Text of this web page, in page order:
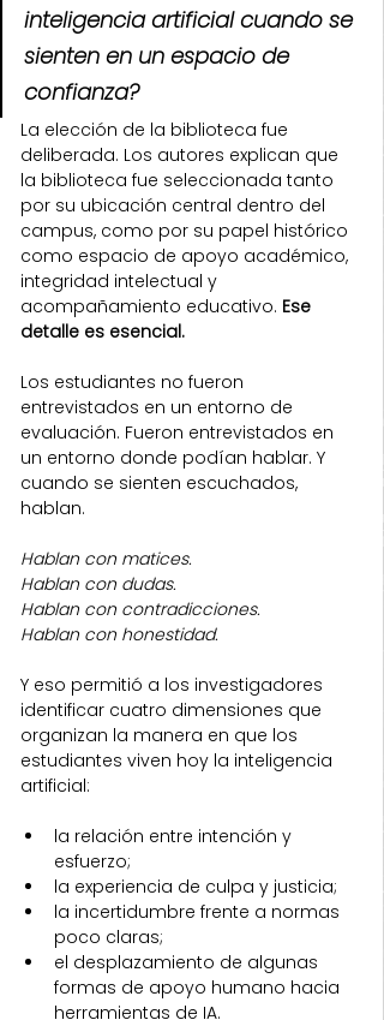
inteligencia artificial cuando se
sienten en un espacio de
confianza?
La elección de la biblioteca fue
deliberada. Los autores explican que
la biblioteca fue seleccionada tanto
por su ubicación central dentro del
campus, como por su papel histórico
como espacio de apoyo académico,
integridad intelectual y
acompañamiento educativo. Ese
detalle es esencial.
Los estudiantes no fueron
entrevistados en un entorno de
evaluación. Fueron entrevistados en
un entorno donde podían hablar. Y
cuando se sienten escuchados,
hablan.
Hablan con matices.
Hablan con dudas.
Hablan con contradicciones.
Hablan con honestidad.
Y eso permitió a los investigadores
identificar cuatro dimensiones que
organizan la manera en que los
estudiantes viven hoy la inteligencia
artificial:
la relación entre intención y
esfuerzo;
la experiencia de culpa y justicia;
la incertidumbre frente a normas
poco claras;
el desplazamiento de algunas
formas de apoyo humano hacia
herramientas de IA.